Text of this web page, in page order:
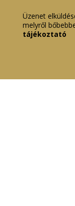
Üzenet
melyről
tájékoztató